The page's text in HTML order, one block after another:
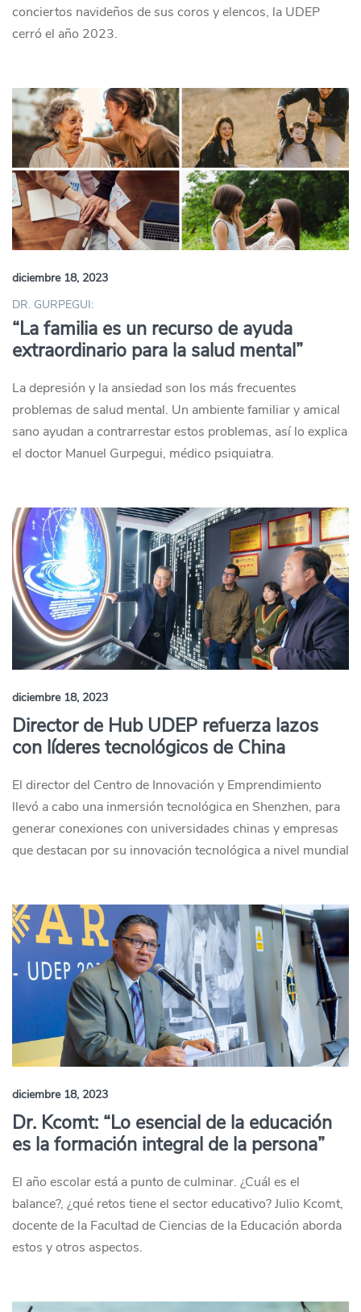
conciertos navideños de sus coros y elencos, la UDEP
cerró el año 2023.
diciembre 18, 2023
DR. GURPEGUI:
“La familia es un recurso de ayuda
extraordinario para la salud mental”
La depresión y la ansiedad son los más frecuentes
problemas de salud mental. Un ambiente familiar y amical
sano ayudan a contrarrestar estos problemas, así lo explica
el doctor Manuel Gurpegui, médico psiquiatra.
diciembre 18, 2023
Director de Hub UDEP refuerza lazos
con líderes tecnológicos de China
El director del Centro de Innovación y Emprendimiento
llevó a cabo una inmersión tecnológica en Shenzhen, para
generar conexiones con universidades chinas y empresas
que destacan por su innovación tecnológica a nivel mundial
diciembre 18, 2023
Dr. Kcomt: “Lo esencial de la educación
es la formación integral de la persona”
El año escolar está a punto de culminar. ¿Cuál es el
balance?, ¿qué retos tiene el sector educativo? Julio Kcomt,
docente de la Facultad de Ciencias de la Educación aborda
estos y otros aspectos.